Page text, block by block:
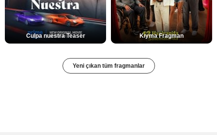
Culpa nuestra Teaser Kıyma Fragman
Yeni çıkan tüm fragmanlar